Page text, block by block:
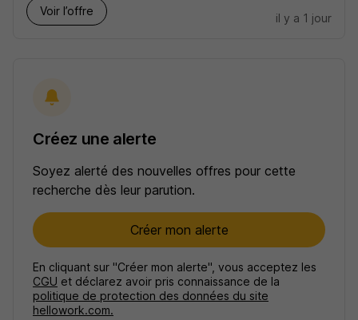
Voir l’offre
il y a 1 jour
Créez une alerte
Soyez alerté des nouvelles offres pour cette
recherche dès leur parution.
Créer mon alerte
En cliquant sur "Créer mon alerte", vous acceptez les
CGU et déclarez avoir pris connaissance de la
politique de protection des données du site
hellowork.com.